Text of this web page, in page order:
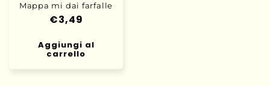
Mappa mi dai farfalle
Prezzo
listino
€3,49
Aggiungi al
carrello